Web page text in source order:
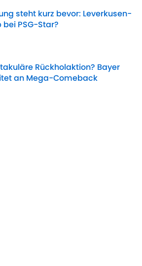
steht kurz bevor: Leverkusen-
bei PSG-Star?
by on Invalid Date
Rückholaktion? Bayer
an Mega-Comeback
by on Invalid Date